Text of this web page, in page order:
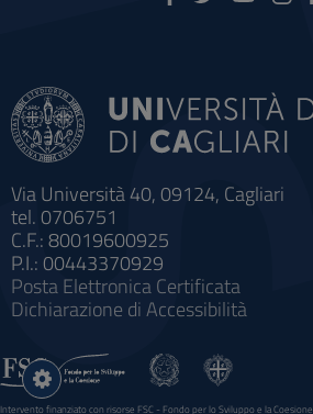
Via Università 40, 09124, Cagliari
tel. 0706751
C.F.: 80019600925
P.I.: 00443370929
Posta Elettronica Certificata
Dichiarazione di Accessibilità
Intervento finanziato con risorse FSC - Fondo per lo Sviluppo e la Coesione
Impostazioni
cookie